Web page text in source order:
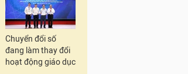
Chuyển đổi số
đang làm thay đổi
hoạt động giáo dục